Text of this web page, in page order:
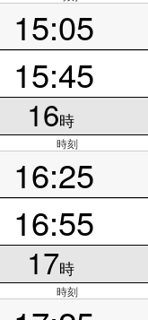
15:05
15:45
16時
時刻
16:25
16:55
17時
時刻